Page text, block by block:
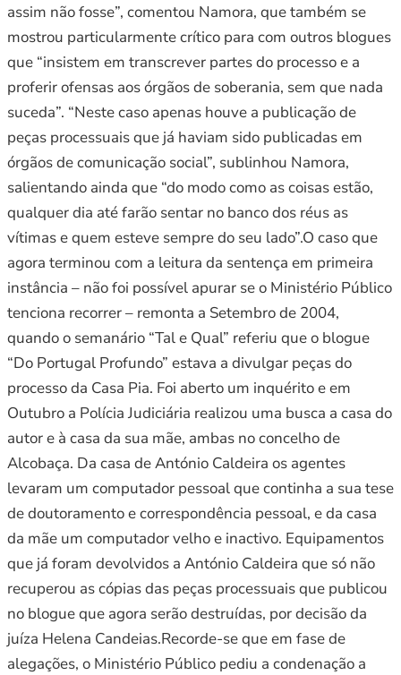
assim não fosse”, comentou Namora, que também se
mostrou particularmente crítico para com outros blogues
que “insistem em transcrever partes do processo e a
proferir ofensas aos órgãos de soberania, sem que nada
suceda”. “Neste caso apenas houve a publicação de
peças processuais que já haviam sido publicadas em
órgãos de comunicação social”, sublinhou Namora,
salientando ainda que “do modo como as coisas estão,
qualquer dia até farão sentar no banco dos réus as
vítimas e quem esteve sempre do seu lado”.O caso que
agora terminou com a leitura da sentença em primeira
instância – não foi possível apurar se o Ministério Público
tenciona recorrer – remonta a Setembro de 2004,
quando o semanário “Tal e Qual” referiu que o blogue
“Do Portugal Profundo” estava a divulgar peças do
processo da Casa Pia. Foi aberto um inquérito e em
Outubro a Polícia Judiciária realizou uma busca a casa do
autor e à casa da sua mãe, ambas no concelho de
Alcobaça. Da casa de António Caldeira os agentes
levaram um computador pessoal que continha a sua tese
de doutoramento e correspondência pessoal, e da casa
da mãe um computador velho e inactivo. Equipamentos
que já foram devolvidos a António Caldeira que só não
recuperou as cópias das peças processuais que publicou
no blogue que agora serão destruídas, por decisão da
juíza Helena Candeias.Recorde-se que em fase de
alegações, o Ministério Público pediu a condenação a